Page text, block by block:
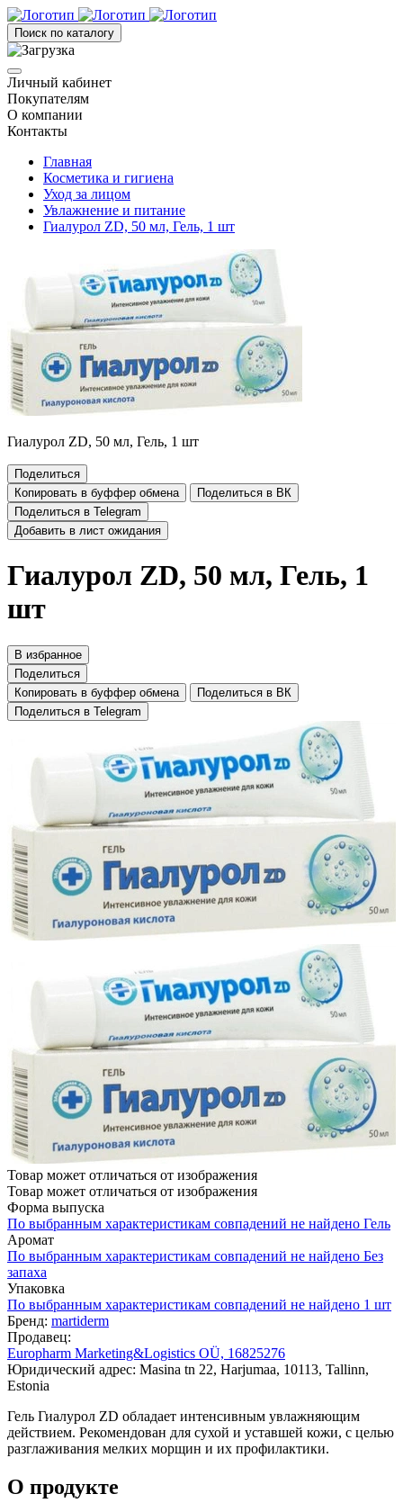
Поиск по каталогу
Личный кабинет
Покупателям
О компании
Контакты
Главная
Косметика и гигиена
Уход за лицом
Увлажнение и питание
Гиалурол ZD, 50 мл, Гель, 1 шт
Гиалурол ZD, 50 мл, Гель, 1 шт
Поделиться
Копировать в буффер обмена
Поделиться в ВК
Поделиться в Telegram
Добавить в лист ожидания
Гиалурол ZD, 50 мл, Гель, 1
шт
В избранное
Поделиться
Копировать в буффер обмена
Поделиться в ВК
Поделиться в Telegram
Товар может отличаться от изображения
Товар может отличаться от изображения
Форма выпуска
По выбранным характеристикам совпадений не найдено Гель
Аромат
По выбранным характеристикам совпадений не найдено Без
запаха
Упаковка
По выбранным характеристикам совпадений не найдено 1 шт
Бренд: martiderm
Продавец:
Europharm Marketing&Logistics OÜ, 16825276
Юридический адрес: Masina tn 22, Harjumaa, 10113, Tallinn,
Estonia
Гель Гиалурол ZD обладает интенсивным увлажняющим
действием. Рекомендован для сухой и уставшей кожи, с целью
разглаживания мелких морщин и их профилактики.
О продукте